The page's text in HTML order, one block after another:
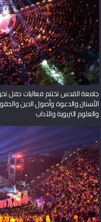
جامعة القدس تختتم فعاليات حفل
الأسنان والدعوة وأصول الدين
والعلوم التربوية والآداب